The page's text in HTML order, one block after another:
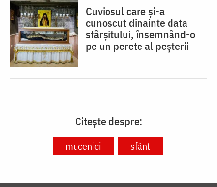
Cuviosul care și-a
cunoscut dinainte data
sfârșitului, însemnând-o
pe un perete al peșterii
Citește despre:
mucenici sfânt